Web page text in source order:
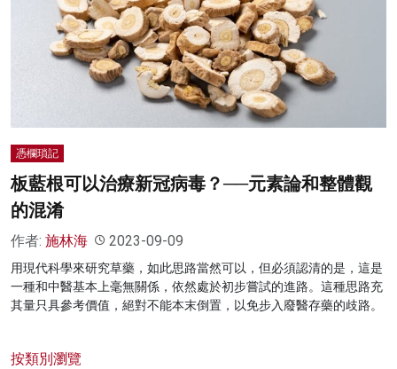
憑欄瑣記
板藍根可以治療新冠病毒？──元素論和整體觀
的混淆
作者: 施林海 2023-09-09
用現代科學來研究草藥，如此思路當然可以，但必須認清的是，這是
一種和中醫基本上毫無關係，依然處於初步嘗試的進路。這種思路充
其量只具參考價值，絕對不能本末倒置，以免步入廢醫存藥的歧路。
按類別瀏覽